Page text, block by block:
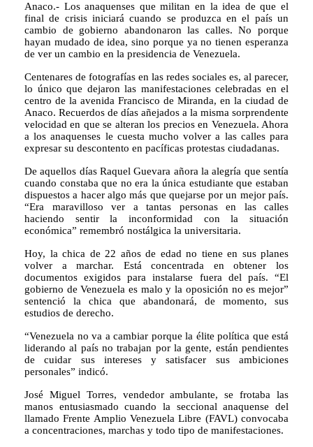
Anaco.- Los anaquenses que militan en la idea de que el
final de crisis iniciará cuando se produzca en el país un
cambio de gobierno abandonaron las calles. No porque
hayan mudado de idea, sino porque ya no tienen esperanza
de ver un cambio en la presidencia de Venezuela.
Centenares de fotografías en las redes sociales es, al parecer,
lo único que dejaron las manifestaciones celebradas en el
centro de la avenida Francisco de Miranda, en la ciudad de
Anaco. Recuerdos de días añejados a la misma sorprendente
velocidad en que se alteran los precios en Venezuela. Ahora
a los anaquenses le cuesta mucho volver a las calles para
expresar su descontento en pacíficas protestas ciudadanas.
De aquellos días Raquel Guevara añora la alegría que sentía
cuando constaba que no era la única estudiante que estaban
dispuestos a hacer algo más que quejarse por un mejor país.
“Era maravilloso ver a tantas personas en las calles
haciendo sentir la inconformidad con la situación
económica” remembró nostálgica la universitaria.
Hoy, la chica de 22 años de edad no tiene en sus planes
volver a marchar. Está concentrada en obtener los
documentos exigidos para instalarse fuera del país. “El
gobierno de Venezuela es malo y la oposición no es mejor”
sentenció la chica que abandonará, de momento, sus
estudios de derecho.
“Venezuela no va a cambiar porque la élite política que está
liderando al país no trabajan por la gente, están pendientes
de cuidar sus intereses y satisfacer sus ambiciones
personales” indicó.
José Miguel Torres, vendedor ambulante, se frotaba las
manos entusiasmado cuando la seccional anaquense del
llamado Frente Amplio Venezuela Libre (FAVL) convocaba
a concentraciones, marchas y todo tipo de manifestaciones.